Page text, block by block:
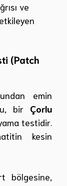
ve
(Patch
emin
bir Çorlu
testidir.
kesin
bölgesine,